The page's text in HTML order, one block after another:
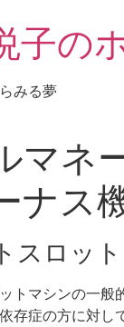
子の
みる夢
マネ
ナス
スロッ
トマシンの一
存症の方に対